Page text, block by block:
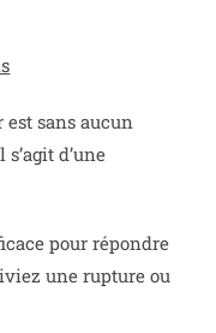
est sans aucun
d’une
pour répondre
une rupture ou